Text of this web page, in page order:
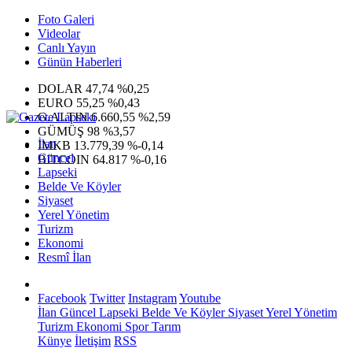
Foto Galeri
Videolar
Canlı Yayın
Günün Haberleri
DOLAR 47,74 %0,25
EURO 55,25 %0,43
G.ALTIN6.660,55 %2,59
GÜMÜŞ 98 %3,57
IMKB 13.779,39 %-0,14
BITCOIN 64.817 %-0,16
İlan
Güncel
Lapseki
Belde Ve Köyler
Siyaset
Yerel Yönetim
Turizm
Ekonomi
Resmî İlan
Facebook Twitter InstagramYoutube
İlan Güncel Lapseki Belde Ve KöylerSiyasetYerel Yönetim
Turizm Ekonomi SporTarım
Künye İletişim RSS